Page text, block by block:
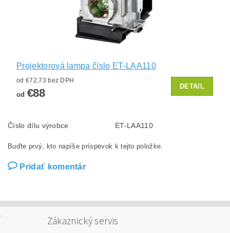
Projektorová lampa číslo ET-LAA110
od €72,73 bez DPH
od €88
DETAIL
Číslo dílu výrobce ET-LAA110
Buďte prvý, kto napíše príspevok k tejto položke.
Pridať komentár
Zákaznický servis